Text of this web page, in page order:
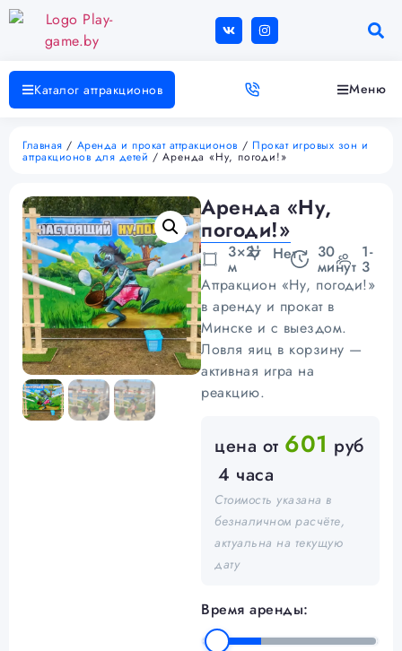
Каталог аттракционов Меню
Главная / Аренда и прокат аттракционов / Прокат игровых зон и
аттракционов для детей / Аренда «Ну, погоди!»
Аренда «Ну,
погоди!»
3×2
м
Нет 30
минут
1-
3
Аттракцион «Ну, погоди!»
в аренду и прокат в
Минске и с выездом.
Ловля яиц в корзину —
активная игра на
реакцию.
цена от 601 руб
4 часа
Стоимость указана в
безналичном расчёте,
актуальна на текущую
дату
Время аренды: